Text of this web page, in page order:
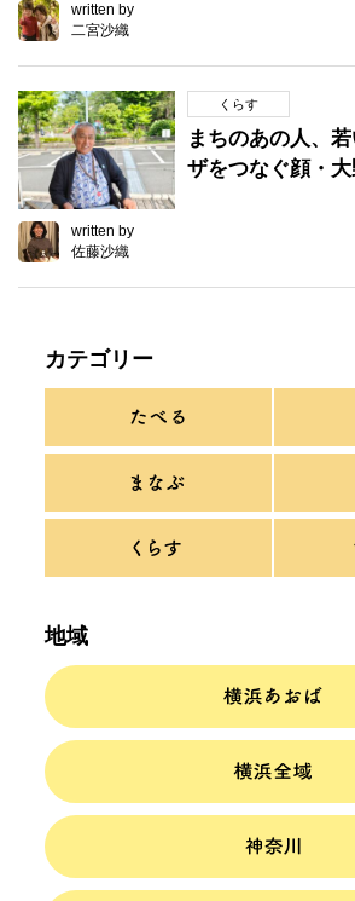
written by
二宮沙織
くらす
まちのあの人、
ザをつなぐ顔・
written by
佐藤沙織
カテゴリー
地域